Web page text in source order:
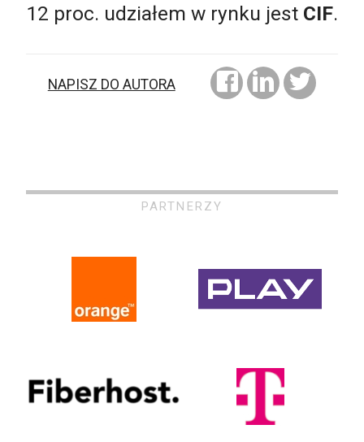
12 proc. udziałem w rynku jest CIF.
NAPISZ DO AUTORA
PARTNERZY